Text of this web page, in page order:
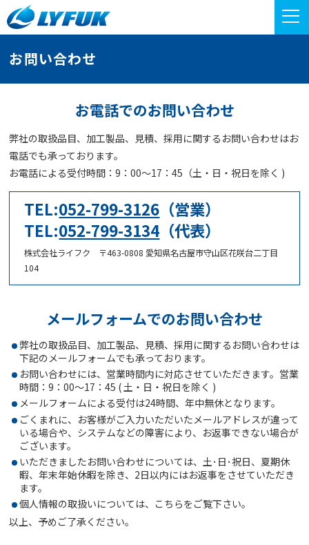
お問い合わせ
お電話でのお問い合わせ
弊社の取扱品目、加工製品、見積、採用に関するお問い合わせはお
電話でも承っております。
お電話による受付時間：9：00～17：45（土・日・祝日を除く )
TEL:052-799-3126 （営業）
TEL:052-799-3134 （代表）
株式会社ライフク 〒463-0808 愛知県名古屋市守山区花咲台二丁目
104
メールフォームでのお問い合わせ
弊社の取扱品目、加工製品、見積、採用に関するお問い合わせは
下記のメールフォームでも承っております。
お問い合わせには、営業時間内に対応させていただきます。営業
時間：9：00～17：45 ( 土・日・祝日を除く )
メールフォームによる受付は24時間、年中無休となります。
ごくまれに、お客様がご入力いただいたメールアドレスが違って
いる場合や、システムなどの障害により、お返事できない場合が
ございます。
いただきましたお問い合わせについては、土･日･祝日、夏期休
暇、年末年始休暇を除き、2日以内にはお返事をさせていただき
ます。
個人情報の取扱いについては、こちらをご覧下さい。
以上、予めご了承ください。